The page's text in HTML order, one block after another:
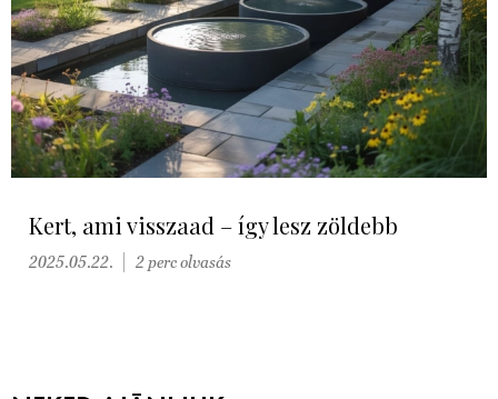
Kert, ami visszaad – így lesz zöldebb
2025.05.22. 2 perc olvasás